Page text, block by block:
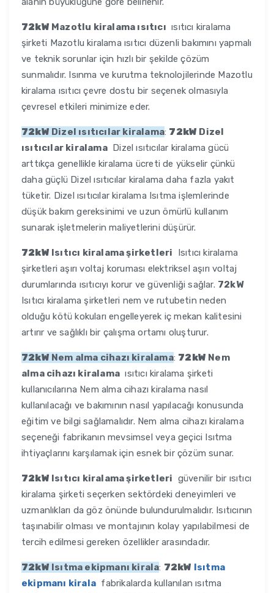
72kW Mazotlu kiralama ısıtıcı ısıtıcı kiralama
şirketi Mazotlu kiralama ısıtıcı düzenli bakımını yapmalı
ve teknik sorunlar için hızlı bir şekilde çözüm
sunmalıdır. Isınma ve kurutma teknolojilerinde Mazotlu
kiralama ısıtıcı çevre dostu bir seçenek olmasıyla
çevresel etkileri minimize eder.
72kW Dizel ısıtıcılar kiralama: 72kW Dizel
ısıtıcılar kiralamaDizel ısıtıcılar kiralama gücü
arttıkça genellikle kiralama ücreti de yükselir çünkü
daha güçlü Dizel ısıtıcılar kiralama daha fazla yakıt
tüketir. Dizel ısıtıcılar kiralama Isıtma işlemlerinde
düşük bakım gereksinimi ve uzun ömürlü kullanım
sunarak işletmelerin maliyetlerini düşürür.
72kW Isıtıcı kiralama şirketleri Isıtıcı kiralama
şirketleri aşırı voltaj koruması elektriksel aşırı voltaj
durumlarında ısıtıcıyı korur ve güvenliği sağlar. 72kW
Isıtıcı kiralama şirketleri nem ve rutubetin neden
olduğu kötü kokuları engelleyerek iç mekan kalitesini
artırır ve sağlıklı bir çalışma ortamı oluşturur.
72kW Nem alma cihazı kiralama: 72kW Nem
alma cihazı kiralama ısıtıcı kiralama şirketi
kullanıcılarına Nem alma cihazı kiralama nasıl
kullanılacağı ve bakımının nasıl yapılacağı konusunda
eğitim ve bilgi sağlamalıdır. Nem alma cihazı kiralama
seçeneği fabrikanın mevsimsel veya geçici Isıtma
ihtiyaçlarını karşılamak için esnek bir çözüm sunar.
72kW Isıtıcı kiralama şirketleri güvenilir bir ısıtıcı
kiralama şirketi seçerken sektördeki deneyimleri ve
uzmanlıkları da göz önünde bulundurulmalıdır. Isıtıcının
taşınabilir olması ve montajının kolay yapılabilmesi de
tercih edilmesi gereken özellikler arasındadır.
72kW Isıtma ekipmanı kirala: 72kW Isıtma
ekipmanı kirala fabrikalarda kullanılan ısıtma